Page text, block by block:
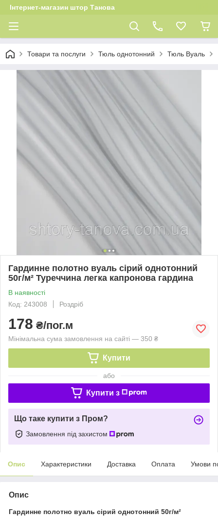
Інтернет-магазин штор Танова
Товари та послуги Тюль однотонний Тюль Вуаль
Гардинне полотно вуаль сірий однотонний
50г/м² Туреччина легка капронова гардина
В наявності
Код: 243008
Роздріб
178 ₴/пог.м
Мінімальна сума замовлення на сайті — 350 ₴
Купити
або
Купити з
Що таке купити з Пром?
Замовлення під захистом
Опис Характеристики Доставка Оплата Умови
Опис
Гардинне полотно вуаль сірий однотонний 50г/м²